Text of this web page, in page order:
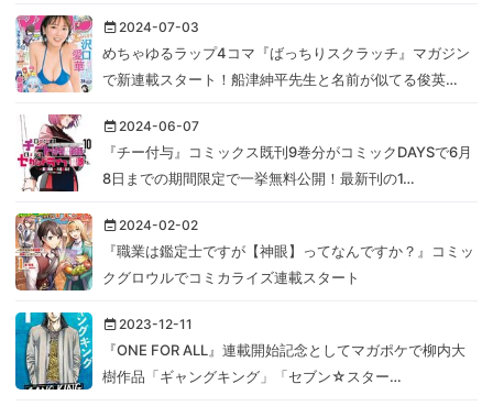
2024-07-03
めちゃゆるラップ4コマ『ばっちりスクラッチ』マガジン
で新連載スタート！船津紳平先生と名前が似てる俊英…
2024-06-07
『チー付与』コミックス既刊9巻分がコミックDAYSで6月
8日までの期間限定で一挙無料公開！最新刊の1…
2024-02-02
『職業は鑑定士ですが【神眼】ってなんですか？』コミッ
クグロウルでコミカライズ連載スタート
2023-12-11
『ONE FOR ALL』連載開始記念としてマガポケで柳内大
樹作品「ギャングキング」「セブン☆スター…